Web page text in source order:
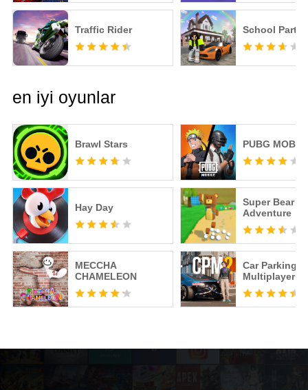
Traffic Rider School Party
en iyi oyunlar
Brawl Stars
Hay Day
MECCHA
CHAMELEON
PUBG
Super Bear
Adventure
Car Parking
Multiplayer 2